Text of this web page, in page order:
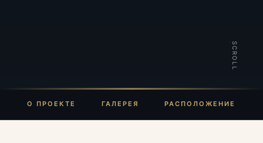
SCROLL
О ПРОЕКТЕ ГАЛЕРЕЯ РАСПОЛОЖЕНИЕ